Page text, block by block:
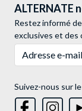
ALTERNATE
Restez informé
exclusives et des
Suivez-nous sur